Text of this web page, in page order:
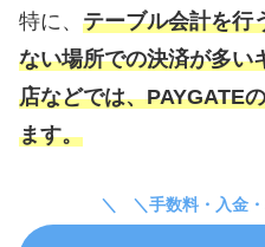
特に、 テーブル会計を行
ない場所での決済が多い
店などでは、PAYGATE
ます。
＼手数料・入金